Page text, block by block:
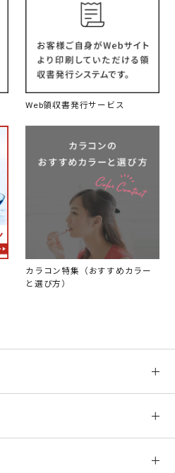
Web領収書発行サービス
カラコン特集（おすすめカラー
と選び方）